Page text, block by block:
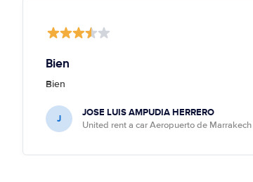
Bien
Bien
J JOSE LUIS AMPUDIA HERRERO
United rent a car Aeropuerto de Marrakech